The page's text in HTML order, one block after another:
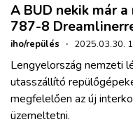
A BUD nekik már
787-8
iho/repülés · 2025.03.30.
Lengyelország nemzeti
utasszállító
megfelelően az új
üzemeltetni.